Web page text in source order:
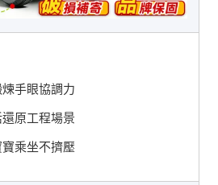
手眼協調力
原工程場景
乘坐不擠壓